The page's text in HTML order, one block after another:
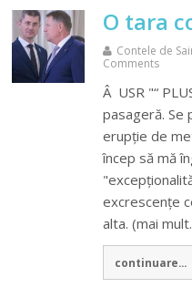
O tara
Contele de
Comments
Â USR "“
pasageră. Se
erupție de
încep să mă
excrescențe
alta. (mai
continuare...